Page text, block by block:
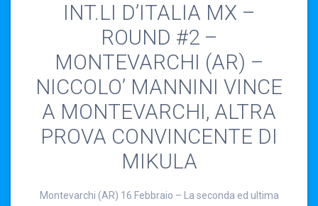
INT.LI D’ITALIA MX –
ROUND #2 –
MONTEVARCHI (AR) –
NICCOLO’ MANNINI VINCE
A MONTEVARCHI, ALTRA
PROVA CONVINCENTE DI
MIKULA
Montevarchi (AR) 16 Febbraio – La seconda ed ultima